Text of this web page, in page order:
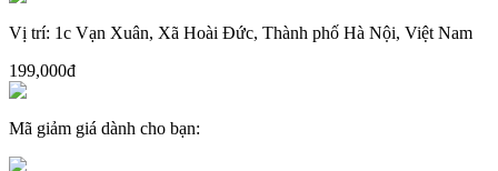
Vị trí: 1c Vạn Xuân, Xã Hoài Đức, Thành phố Hà Nội, Việt Nam
199,000đ
Mã giảm giá dành cho bạn: